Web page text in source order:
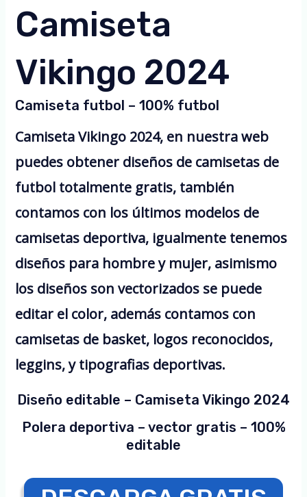
Camiseta
Vikingo 2024
Camiseta futbol – 100% futbol
Camiseta Vikingo 2024, en nuestra web
puedes obtener diseños de camisetas de
futbol totalmente gratis, también
contamos con los últimos modelos de
camisetas deportiva, igualmente tenemos
diseños para hombre y mujer, asimismo
los diseños son vectorizados se puede
editar el color, además contamos con
camisetas de basket, logos reconocidos,
leggins, y tipografias deportivas.
Diseño editable – Camiseta Vikingo 2024
Polera deportiva – vector gratis – 100%
editable